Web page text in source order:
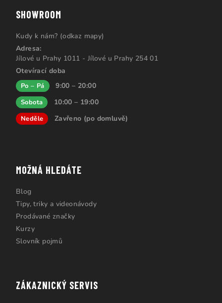
SHOWROOM
Kudy k nám? (odkaz mapy)
Adresa:
Jílové u Prahy 1011 - Jílové u Prahy 254 01
Otevírací doba
Po – Pá 9:00 – 20:00
Sobota 10:00 – 19:00
Neděle Zavřeno (po domluvě)
MOŽNÁ HLEDÁTE
Blog
Tipy, triky a videonávody
Prodávané značky
Kurzy
Slovník pojmů
ZÁKAZNICKÝ SERVIS